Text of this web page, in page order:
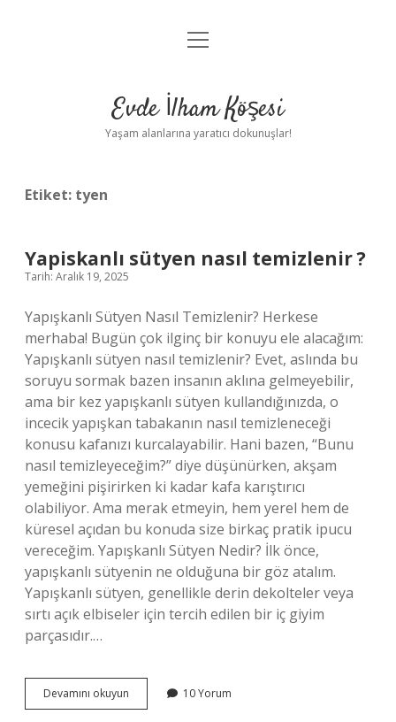
Anasayfa
Yasal Uyarı
menüyü
Evde İlham Köşesi
Yaşam alanlarına yaratıcı dokunuşlar!
Etiket: tyen
Yapiskanlı sütyen nasıl temizlenir ?
Tarih: Aralık 19, 2025
Yapışkanlı Sütyen Nasıl Temizlenir? Herkese
merhaba! Bugün çok ilginç bir konuyu ele alacağım:
Yapışkanlı sütyen nasıl temizlenir? Evet, aslında bu
soruyu sormak bazen insanın aklına gelmeyebilir,
ama bir kez yapışkanlı sütyen kullandığınızda, o
incecik yapışkan tabakanın nasıl temizleneceği
konusu kafanızı kurcalayabilir. Hani bazen, “Bunu
nasıl temizleyeceğim?” diye düşünürken, akşam
yemeğini pişirirken ki kadar kafa karıştırıcı
olabiliyor. Ama merak etmeyin, hem yerel hem de
küresel açıdan bu konuda size birkaç pratik ipucu
vereceğim. Yapışkanlı Sütyen Nedir? İlk önce,
yapışkanlı sütyenin ne olduğuna bir göz atalım.
Yapışkanlı sütyen, genellikle derin dekolteler veya
sırtı açık elbiseler için tercih edilen bir iç giyim
parçasıdır.…
Devamını okuyun Yapiskanlı
sütyen
10 Yorum